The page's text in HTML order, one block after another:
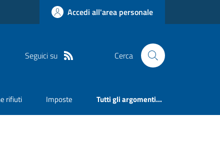
Accedi all'area personale
Seguici su Cerca
rifiuti Imposte Tutti gli argomenti...